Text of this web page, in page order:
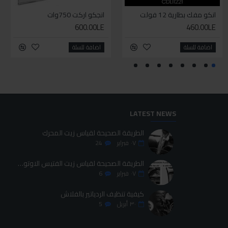
425.00LE
اضافة للسلة
بنز وقصافه كوليهات كوبلن
900.00LE
اضافة للسلة
انكو مفك بطارية 12 فولت
460.00LE
اضافة للسلة
انجكو اركت 750وات
600.00LE
اضافة للسلة
LATEST NEWS
الطريقة الصحيحة لقياس زيت المحرك
٠٧ فبراير 24
الطريقة الصحيحة لقياس زيت الفتيس الاوتوماتيك
٠٧ فبراير 6
كيفية تنظيف الردياتير بالفلاش
٣٠ أبريل 5